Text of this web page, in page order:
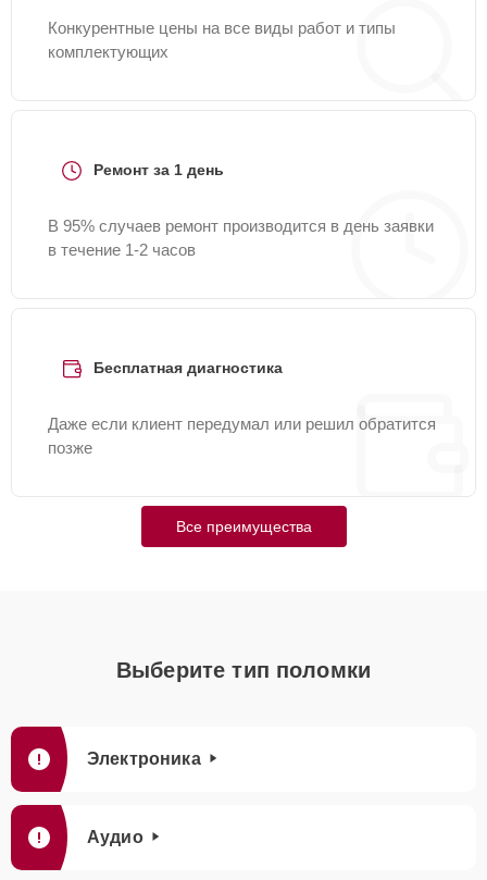
Конкурентные цены на все виды работ и типы
комплектующих
Ремонт за 1 день
В 95% случаев ремонт производится в день заявки
в течение 1-2 часов
Бесплатная диагностика
Даже если клиент передумал или решил обратится
позже
Все преимущества
Выберите тип поломки
Электроника
Аудио